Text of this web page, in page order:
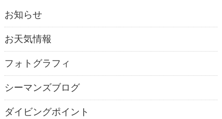
お知らせ
お天気情報
フォトグラフィ
シーマンズブログ
ダイビングポイント